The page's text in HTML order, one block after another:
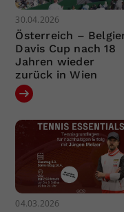
30.04.2026
Österreich –
Davis Cup nach 18
Jahren wieder
zurück in Wien
04.03.2026